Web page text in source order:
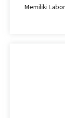
Memiliki